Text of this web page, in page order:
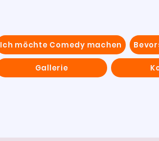
Ich möchte Comedy machen
Gallerie